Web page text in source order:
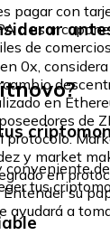
pagar con
o usar
de
0x,
en
de
protocolo.
y market
en
su
ayudará a
conveniente
tus